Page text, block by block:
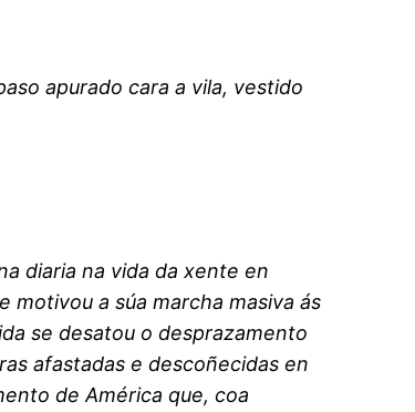
apurado cara a vila, vestido
diaria na vida da xente en
a súa marcha masiva ás
se desatou o desprazamento
afastadas e descoñecidas en
de América que, coa